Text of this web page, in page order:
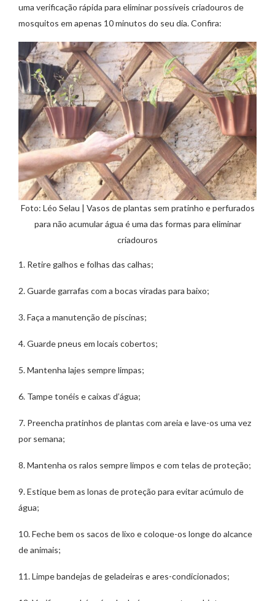
uma verificação rápida para eliminar possíveis criadouros de
mosquitos em apenas 10 minutos do seu dia. Confira:
Foto: Léo Selau | Vasos de plantas sem pratinho e perfurados
para não acumular água é uma das formas para eliminar
criadouros
1. Retire galhos e folhas das calhas;
2. Guarde garrafas com a bocas viradas para baixo;
3. Faça a manutenção de piscinas;
4. Guarde pneus em locais cobertos;
5. Mantenha lajes sempre limpas;
6. Tampe tonéis e caixas d’água;
7. Preencha pratinhos de plantas com areia e lave-os uma vez
por semana;
8. Mantenha os ralos sempre limpos e com telas de proteção;
9. Estique bem as lonas de proteção para evitar acúmulo de
água;
10. Feche bem os sacos de lixo e coloque-os longe do alcance
de animais;
11. Limpe bandejas de geladeiras e ares-condicionados;